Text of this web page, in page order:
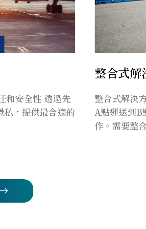
和安全性 透過先
私，提供最合適的
整合式解
整合式解決
A點運送到B
作。需要整